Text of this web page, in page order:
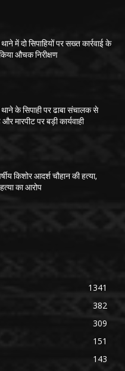
में दो सिपाहियों पर सख्त कार्रवाई के
औचक निरीक्षण
के सिपाही पर ढाबा संचालक से
मारपीट पर बड़ी कार्यवाही
किशोर आदर्श चौहान की हत्या,
का आरोप
1341
382
309
151
143